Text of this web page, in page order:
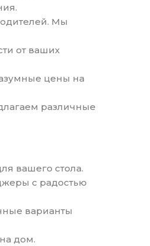
Мы
от ваших
цены на
различные
вашего стола.
с радостью
варианты
дом.